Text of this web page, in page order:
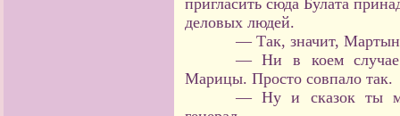
пригласить сюда Булата
деловых людей.
— Так, значит,
— Ни в коем
Марицы. Просто совпало так.
— Ну и сказок ты